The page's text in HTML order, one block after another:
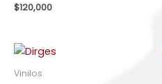
$120,000
Vinilos